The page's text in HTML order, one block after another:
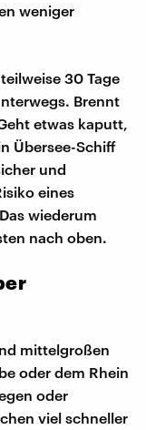
weniger
30 Tage
Brennt
etwas kaputt,
Übersee-Schiff
und
eines
wiederum
nach oben.
mittelgroßen
oder dem Rhein
oder
viel schneller